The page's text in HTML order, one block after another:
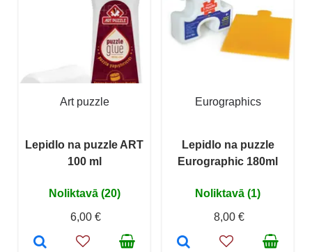
Art puzzle
Lepidlo na puzzle ART
100 ml
Noliktavā (20)
6,00 €
Eurographics
Lepidlo na puzzle
Eurographic 180ml
Noliktavā (1)
8,00 €